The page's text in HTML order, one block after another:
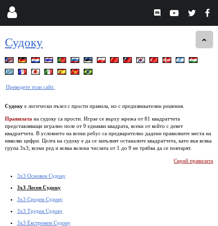
Судоку
Преведете този сайт.
Судоку е логически пъзел с прости правила, но с предизвикателни решения.
Правилата на судоку са прости. Играе се върху мрежа от 81 квадратчета
представляващи игрално поле от 9 еднакви квадрата, всеки от който с девет
квадратчета. В условието на всеки ребус са предварително дадени правилните места на
няколко цифри. Целта на судоку е да се запълнят останалите квадратчета, като във всяка
група 3х3, всеки ред и всяка колона числата от 1 до 9 не трябва да се повтарят.
Скрий правилата
3x3 Основен Судоку
3x3 Лесен Судоку
3x3 Среден Судоку
3x3 Труден Судоку
3x3 Екстремен Судоку